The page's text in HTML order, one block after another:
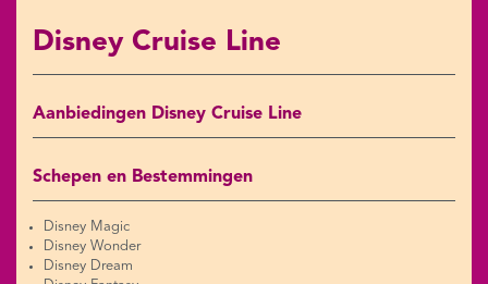
Disney Cruise Line
Aanbiedingen Disney Cruise Line
Schepen en Bestemmingen
Disney Magic
Disney Wonder
Disney Dream